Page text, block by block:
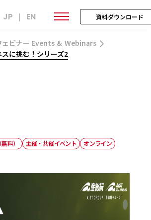
JP | EN 資料ダウンロード
ェビナー Events ＆ Webinars
に挑む！シリーズ2
料） 主催・共催イベント オンライン